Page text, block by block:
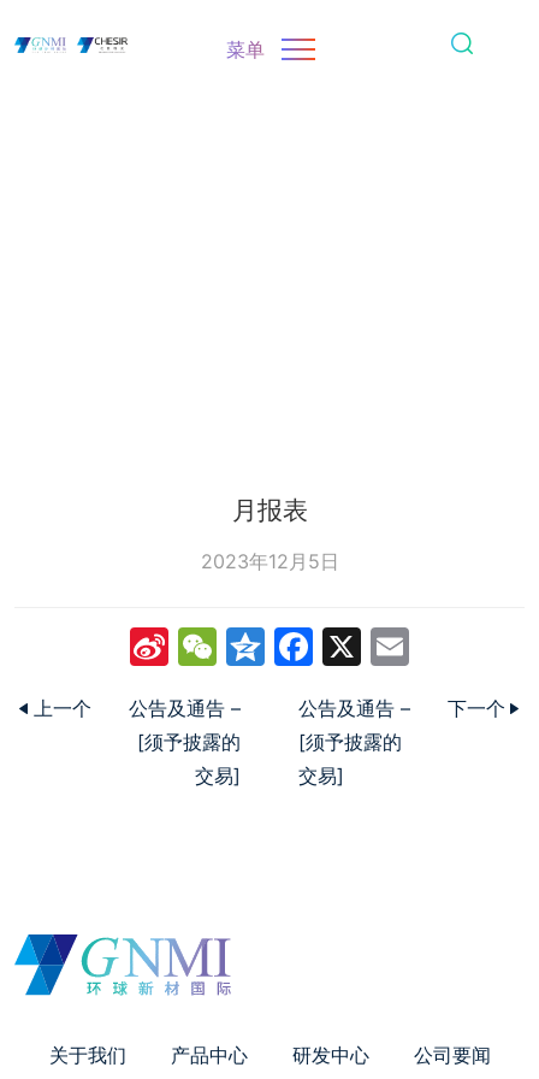
菜单
月报表
2023年12月5日
SinaWeChat
Qzone
Facebook
X
上一个
公告及通告 –
[须予披露的
交易]
公告及通告 –
[须予披露的
交易]
下一个
关于我们 产品中心 研发中心 公司要闻